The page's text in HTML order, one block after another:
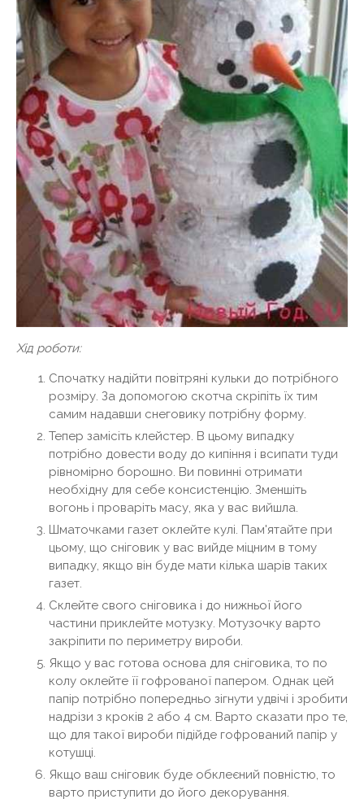
Хід роботи:
Спочатку надійти повітряні кульки до потрібного
розміру. За допомогою скотча скріпіть їх тим
самим надавши снеговику потрібну форму.
Тепер замісіть клейстер. В цьому випадку
потрібно довести воду до кипіння і всипати туди
рівномірно борошно. Ви повинні отримати
необхідну для себе консистенцію. Зменшіть
вогонь і проваріть масу, яка у вас вийшла.
Шматочками газет оклейте кулі. Пам'ятайте при
цьому, що сніговик у вас вийде міцним в тому
випадку, якщо він буде мати кілька шарів таких
газет.
Склейте свого сніговика і до нижньої його
частини приклейте мотузку. Мотузочку варто
закріпити по периметру вироби.
Якщо у вас готова основа для сніговика, то по
колу оклейте її гофрованої папером. Однак цей
папір потрібно попередньо зігнути удвічі і зробити
надрізи з кроків 2 або 4 см. Варто сказати про те,
що для такої вироби підійде гофрований папір у
котушці.
Якщо ваш сніговик буде обклеєний повністю, то
варто приступити до його декорування.